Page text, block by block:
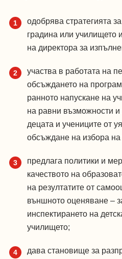
одобрява стратегията
градина или училището
на директора за
участва в работата на
обсъждането на
ранното напускане на
на равни възможности
децата и учениците от
обсъждане на избора
предлага политики и
качеството на
на резултатите от
външното оценяване –
инспектирането на
училището;
дава становище за